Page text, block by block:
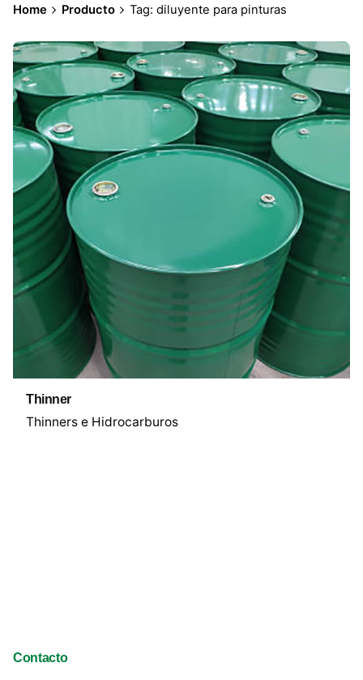
Home Producto Tag: diluyente para pinturas
Thinner
Thinners e Hidrocarburos
Contacto